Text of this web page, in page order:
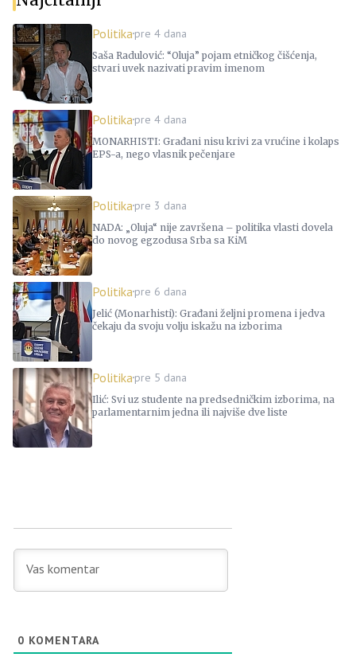
Politikapre 4 dana
Saša Radulović: “Oluja” pojam etničkog čišćenja,
stvari uvek nazivati pravim imenom
Politikapre 4 dana
MONARHISTI: Građani nisu krivi za vrućine i kolaps
EPS-a, nego vlasnik pečenjare
Politikapre 3 dana
NADA: „Oluja“ nije završena – politika vlasti dovela
do novog egzodusa Srba sa KiM
Politikapre 6 dana
Jelić (Monarhisti): Građani željni promena i jedva
čekaju da svoju volju iskažu na izborima
Politikapre 5 dana
Ilić: Svi uz studente na predsedničkim izborima, na
parlamentarnim jedna ili najviše dve liste
0 KOMENTARA